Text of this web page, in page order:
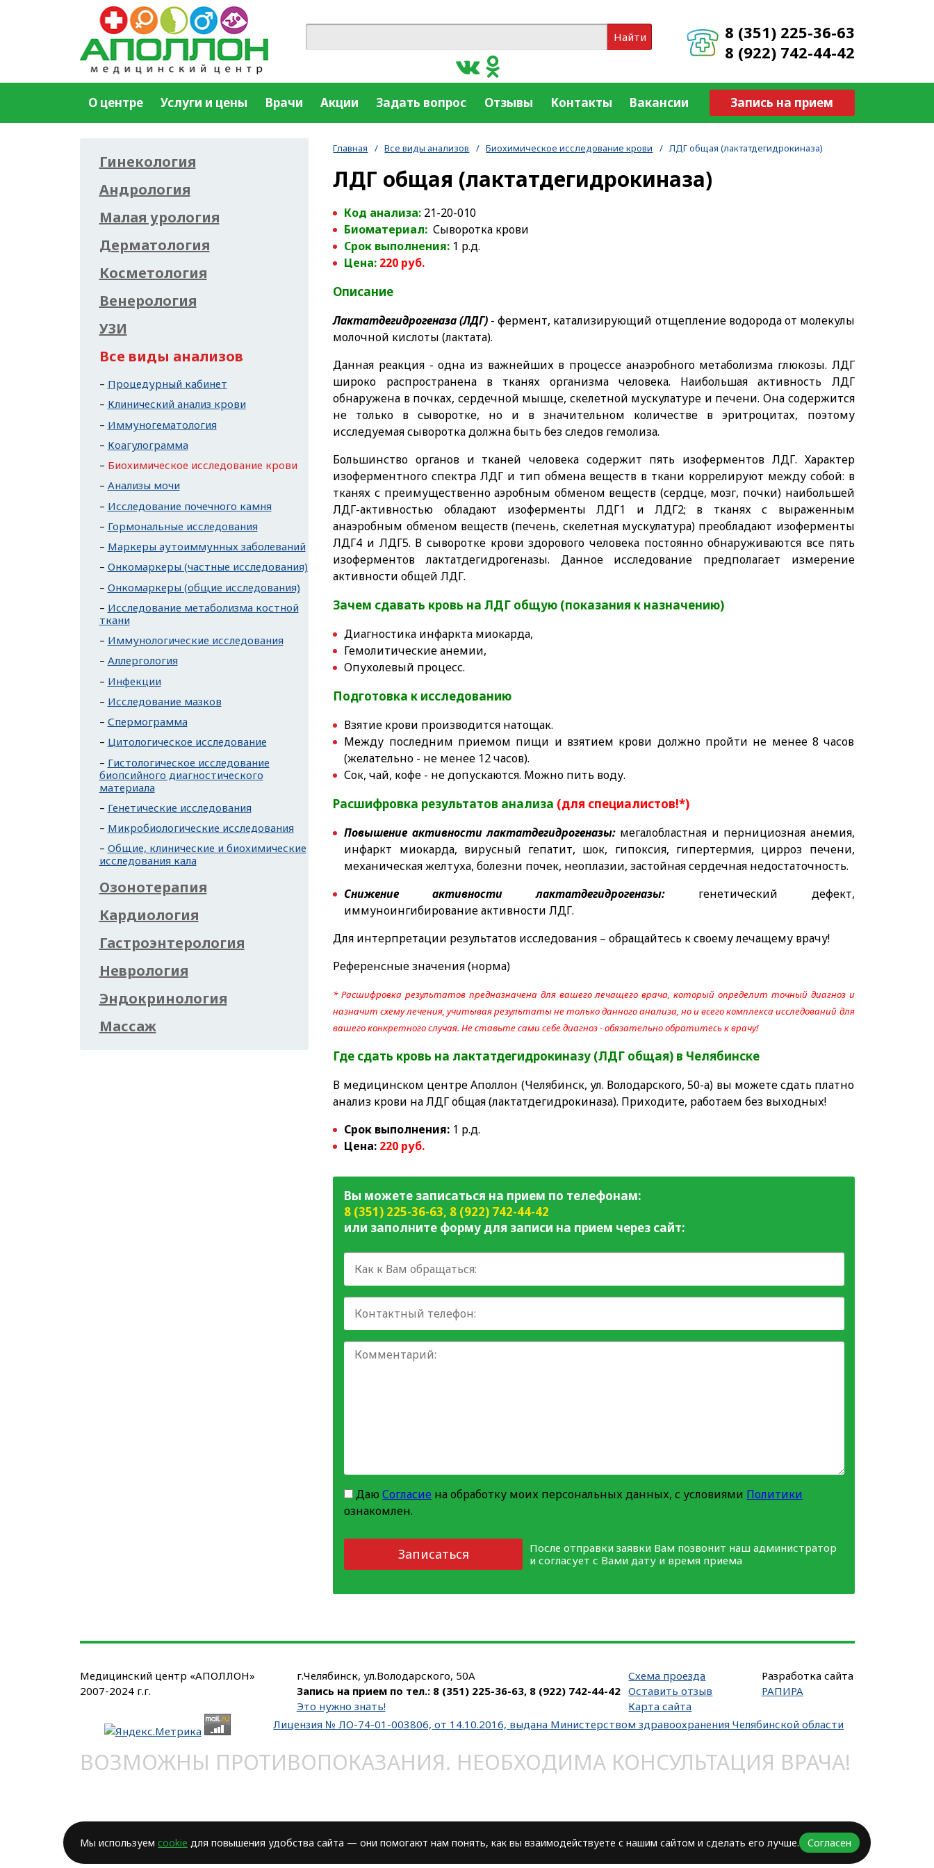
8 (351) 225-36-63
8 (922) 742-44-42
Найти
Запись на прием
О центре Услуги и цены Врачи Акции Задать вопрос Отзывы Контакты Вакансии
Главная / Все виды анализов / Биохимическое исследование крови / ЛДГ общая (лактатдегидрокиназа)
ЛДГ общая (лактатдегидрокиназа)
Код анализа: 21-20-010
Биоматериал: Сыворотка крови
Срок выполнения: 1 р.д.
Цена: 220 руб.
Описание
Лактатдегидрогеназа (ЛДГ) - фермент, катализирующий отщепление водорода от молекулы
молочной кислоты (лактата).
Данная реакция - одна из важнейших в процессе анаэробного метаболизма глюкозы. ЛДГ
широко распространена в тканях организма человека. Наибольшая активность ЛДГ
обнаружена в почках, сердечной мышце, скелетной мускулатуре и печени. Она содержится
не только в сыворотке, но и в значительном количестве в эритроцитах, поэтому
исследуемая сыворотка должна быть без следов гемолиза.
Большинство органов и тканей человека содержит пять изоферментов ЛДГ. Характер
изоферментного спектра ЛДГ и тип обмена веществ в ткани коррелируют между собой: в
тканях с преимущественно аэробным обменом веществ (сердце, мозг, почки) наибольшей
ЛДГ-активностью обладают изоферменты ЛДГ1 и ЛДГ2; в тканях с выраженным
анаэробным обменом веществ (печень, скелетная мускулатура) преобладают изоферменты
ЛДГ4 и ЛДГ5. В сыворотке крови здорового человека постоянно обнаруживаются все пять
изоферментов лактатдегидрогеназы. Данное исследование предполагает измерение
активности общей ЛДГ.
Зачем сдавать кровь на ЛДГ общую (показания к назначению)
Диагностика инфаркта миокарда,
Гемолитические анемии,
Опухолевый процесс.
Подготовка к исследованию
Взятие крови производится натощак.
Между последним приемом пищи и взятием крови должно пройти не менее 8 часов
(желательно - не менее 12 часов).
Сок, чай, кофе - не допускаются. Можно пить воду.
Расшифровка результатов анализа (для специалистов!*)
Повышение активности лактатдегидрогеназы: мегалобластная и пернициозная анемия,
инфаркт миокарда, вирусный гепатит, шок, гипоксия, гипертермия, цирроз печени,
механическая желтуха, болезни почек, неоплазии, застойная сердечная недостаточность.
Снижение активности лактатдегидрогеназы: генетический дефект,
иммуноингибирование активности ЛДГ.
Для интерпретации результатов исследования – обращайтесь к своему лечащему врачу!
Референсные значения (норма)
* Расшифровка результатов предназначена для вашего лечащего врача, который определит точный диагноз и
назначит схему лечения, учитывая результаты не только данного анализа, но и всего комплекса исследований для
вашего конкретного случая. Не ставьте сами себе диагноз - обязательно обратитесь к врачу!
Где сдать кровь на лактатдегидрокиназу (ЛДГ общая) в Челябинске
В медицинском центре Аполлон (Челябинск, ул. Володарского, 50-а) вы можете сдать платно
анализ крови на ЛДГ общая (лактатдегидрокиназа). Приходите, работаем без выходных!
Срок выполнения: 1 р.д.
Цена: 220 руб.
Вы можете записаться на прием по телефонам:
8 (351) 225-36-63, 8 (922) 742-44-42
или заполните форму для записи на прием через сайт:
ДаюСогласие на обработку моих персональных данных, с условиями Политики
ознакомлен.
Записаться
После отправки заявки Вам позвонит наш администратор
и согласует с Вами дату и время приема
Гинекология
Андрология
Малая урология
Дерматология
Косметология
Венерология
УЗИ
Все виды анализов
Процедурный кабинет
Клинический анализ крови
Иммуногематология
Коагулограмма
Биохимическое исследование крови
Анализы мочи
Исследование почечного камня
Гормональные исследования
Маркеры аутоиммунных заболеваний
Онкомаркеры (частные исследования)
Онкомаркеры (общие исследования)
Исследование метаболизма костной
ткани
Иммунологические исследования
Аллергология
Инфекции
Исследование мазков
Спермограмма
Цитологическое исследование
Гистологическое исследование
биопсийного диагностического
материала
Генетические исследования
Микробиологические исследования
Общие, клинические и биохимические
исследования кала
Озонотерапия
Кардиология
Гастроэнтерология
Неврология
Эндокринология
Массаж
Медицинский центр «АПОЛЛОН»
2007-2024 г.г.
г.Челябинск, ул.Володарского, 50А
Запись на прием по тел.: 8 (351) 225-36-63, 8 (922) 742-44-42
Это нужно знать!
Схема проезда
Оставить отзыв
Карта сайта
Лицензия № ЛО-74-01-003806, от 14.10.2016, выдана Министерством здравоохранения Челябинской области
ВОЗМОЖНЫ ПРОТИВОПОКАЗАНИЯ. НЕОБХОДИМА КОНСУЛЬТАЦИЯ ВРАЧА!
Разработка сайта
РАПИРА
Мы используем cookie для повышения удобства сайта — они помогают нам понять, как вы взаимодействуете с нашим сайтом и сделать его лучше. Согласен